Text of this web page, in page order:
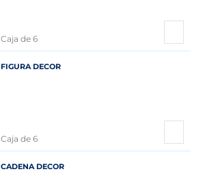
Caja de 6
FIGURA DECOR
Caja de 6
CADENA DECOR